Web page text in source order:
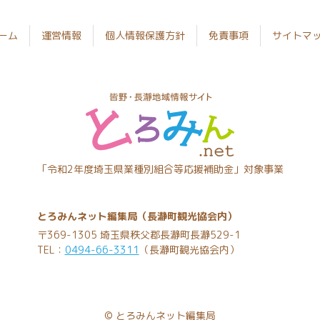
ム 運営情報 個人情報保護方針 免責事項 サイトマ
とろみん
ネット
「令和2年度埼玉県業種別組合等応援補助金」対象事業
とろみんネット編集局（長瀞町観光協会内）
〒369-1305 埼玉県秩父郡長瀞町長瀞529-1
TEL： 0494-66-3311 （長瀞町観光協会内）
© とろみんネット編集局